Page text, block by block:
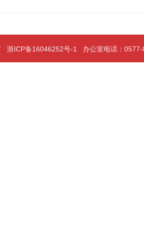
浙ICP备16046252号-1 办公室电话：